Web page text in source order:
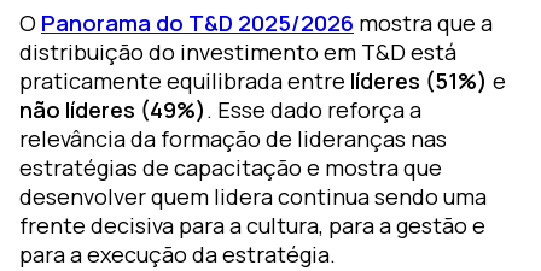
O Panorama do T&D 2025/2026 mostra que a
distribuição do investimento em T&D está
praticamente equilibrada entre líderes (51%) e
não líderes (49%). Esse dado reforça a
relevância da formação de lideranças nas
estratégias de capacitação e mostra que
desenvolver quem lidera continua sendo uma
frente decisiva para a cultura, para a gestão e
para a execução da estratégia.